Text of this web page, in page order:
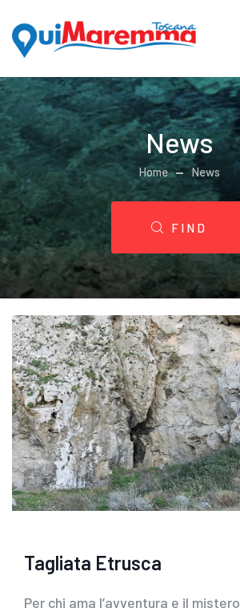
News
Home News
FIND
Tagliata Etrusca
Per chi ama l’avventura e il mistero